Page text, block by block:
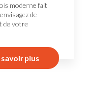
moderne fait
de
de votre
savoir plus